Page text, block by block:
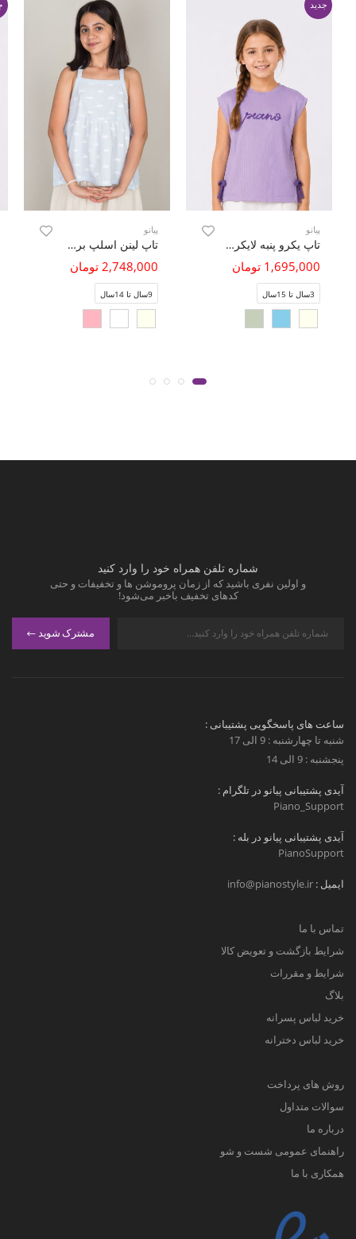
جدید
پیانو
تاپ یکرو پنبه لایکرا سوزن خالی
1,695,000 تومان
3سال تا 15سال
پیانو
تاپ لینن اسلپ برش دار
2,748,000 تومان
9سال تا 14سال
شماره تلفن همراه خود را وارد کنید
و اولین نفری باشید که از زمان پروموشن ها و تخفیفات و حتی
کدهای تخفیف باخبر می‌شود!
مشترک شوید
ساعت های پاسخگویی پشتیبانی :
شنبه تا چهارشنبه : 9 الی 17
پنجشنبه : 9 الی 14
آیدی پشتیبانی پیانو در تلگرام :
Piano_Support
آیدی پشتیبانی پیانو در بله :
PianoSupport
ایمیل : info@pianostyle.ir
تماس با ما
شرایط بازگشت و تعویض کالا
شرایط و مقررات
بلاگ
خرید لباس پسرانه
خرید لباس دخترانه
روش های پرداخت
سوالات متداول
درباره ما
راهنمای عمومی شست و شو
همکاری با ما